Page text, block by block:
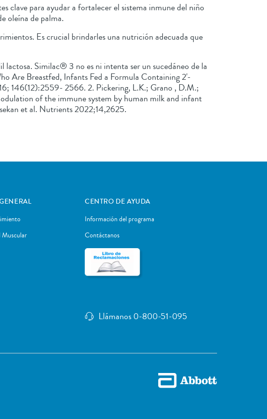
clave para ayudar a fortalecer el sistema inmune del niño
oleína de palma.
Es crucial brindarles una nutrición adecuada que
Similac® 3 no es ni intenta ser un sucedáneo de la
Are Breastfed, Infants Fed a Formula Containing 2'-
146(12):2559- 2566. 2. Pickering, L.K.; Grano , D.M.;
of the immune system by human milk and infant
et al. Nutrients 2022;14,2625.
Muscular
CENTRO DE AYUDA
Información del programa
Contáctanos
Llámanos 0-800-51-095